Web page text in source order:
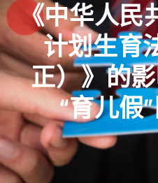
《中华人
计划生育
正）》的
“育儿假